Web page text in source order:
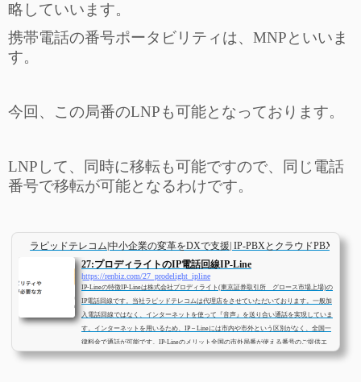
略していいます。
携帯電話の番号ポータビリティは、MNPといいま
す。
今回、この局番のLNPも可能となっております。
LNPして、同時に移転も可能ですので、同じ電話
番号で移転が可能となるわけです。
ラピッドテレコム|中小企業の変革をDXで支援| IP-PBXとクラウドPBXとビ
27:プロディライトのIP電話回線IP-Line
https://renbiz.com/27_prodelight_ipline
IP-Lineの特徴IP-Lineは株式会社プロディライト(東京証券取引所 グロース市場上場)の
IP電話回線です。当社ラピッドテレコムは代理店をさせていただいております。一般加
入電話回線ではなく、インターネットを使って『音声』を送り合い通話を実現していま
す。インターネットを用いるため、IP – Lineには市内や市外という区別がなく、全国一
律料金で通話が可能です。IP-Lineのメリット全国の市外局番が使える番号のご提供エ
リアは東京03・大阪06だけでなく全国主要都市をカバー。他社で断念してしまったクラ